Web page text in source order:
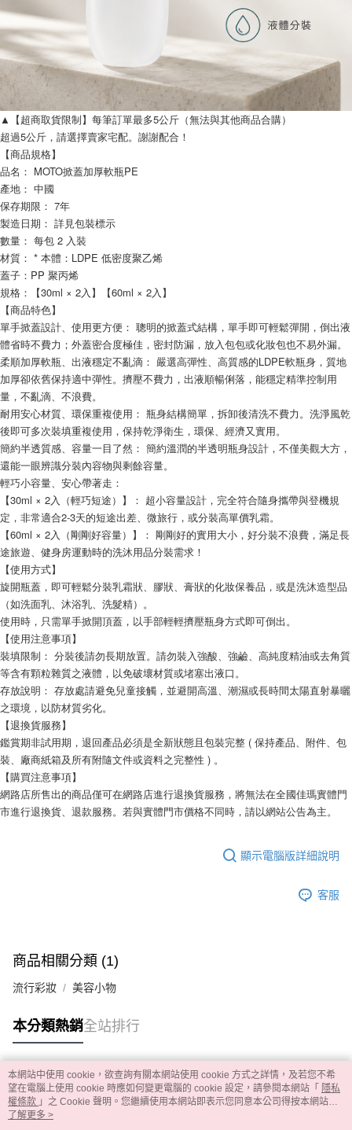
▲【超商取貨限制】每筆訂單最多5公斤（無法與其他商品合購）
超過5公斤，請選擇賣家宅配。謝謝配合！
【商品規格】
品名： MOTO掀蓋加厚軟瓶PE
產地： 中國
保存期限： 7年
製造日期： 詳見包裝標示
數量： 每包 2 入裝
材質： * 本體：LDPE 低密度聚乙烯
蓋子：PP 聚丙烯
規格：【30ml × 2入】【60ml × 2入】
【商品特色】
單手掀蓋設計、使用更方便： 聰明的掀蓋式結構，單手即可輕鬆彈開，倒出液
體省時不費力；外蓋密合度極佳，密封防漏，放入包包或化妝包也不易外漏。
柔順加厚軟瓶、出液穩定不亂滴： 嚴選高彈性、高質感的LDPE軟瓶身，質地
加厚卻依舊保持適中彈性。擠壓不費力，出液順暢俐落，能穩定精準控制用
量，不亂滴、不浪費。
耐用安心材質、環保重複使用： 瓶身結構簡單，拆卸後清洗不費力。洗淨風乾
後即可多次裝填重複使用，保持乾淨衛生，環保、經濟又實用。
簡約半透質感、容量一目了然： 簡約溫潤的半透明瓶身設計，不僅美觀大方，
還能一眼辨識分裝內容物與剩餘容量。
輕巧小容量、安心帶著走：
【30ml × 2入（輕巧短途）】： 超小容量設計，完全符合隨身攜帶與登機規
定，非常適合2-3天的短途出差、微旅行，或分裝高單價乳霜。
【60ml × 2入（剛剛好容量）】： 剛剛好的實用大小，好分裝不浪費，滿足長
途旅遊、健身房運動時的洗沐用品分裝需求！
【使用方式】
旋開瓶蓋，即可輕鬆分裝乳霜狀、膠狀、膏狀的化妝保養品，或是洗沐造型品
（如洗面乳、沐浴乳、洗髮精）。
使用時，只需單手掀開頂蓋，以手部輕輕擠壓瓶身方式即可倒出。
【使用注意事項】
裝填限制： 分裝後請勿長期放置。請勿裝入強酸、強鹼、高純度精油或去角質
等含有顆粒雜質之液體，以免破壞材質或堵塞出液口。
存放說明： 存放處請避免兒童接觸，並避開高溫、潮濕或長時間太陽直射暴曬
之環境，以防材質劣化。
【退換貨服務】
鑑賞期非試用期，退回產品必須是全新狀態且包裝完整 ( 保持產品、附件、包
裝、廠商紙箱及所有附隨文件或資料之完整性 ) 。
【購買注意事項】
網路店所售出的商品僅可在網路店進行退換貨服務，將無法在全國佳瑪實體門
市進行退換貨、退款服務。若與實體門市價格不同時，請以網站公告為主。
顯示電腦版詳細說明
客服
商品相關分類 (1)
流行彩妝 美容小物
本分類熱銷全站排行
熱門標籤
本網站中使用 cookie，欲查詢有關本網站使用 cookie 方式之詳情，及若您不希
望在電腦上使用 cookie 時應如何變更電腦的 cookie 設定，請參閱本網站「 隱私
權條款 」之 Cookie 聲明。您繼續使用本網站即表示您同意本公司得按本網站使
用條款之 Cookie 聲明使用 cookie。
了解更多 >